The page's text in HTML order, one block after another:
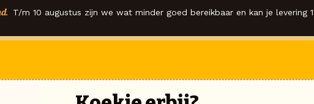
T/m 10 augustus zijn we wat minder goed bereikbaar en kan je levering